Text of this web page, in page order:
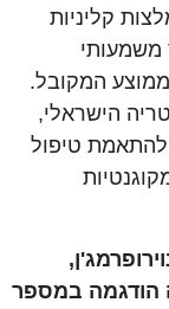
קליניות
משמעותי
המקובל.
הישראלי,
להתאמת טיפול
הודגמה במספר